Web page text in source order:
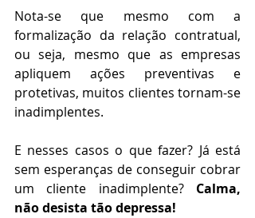
Nota-se que mesmo com a
formalização da relação contratual,
ou seja, mesmo que as empresas
apliquem ações preventivas e
protetivas, muitos clientes tornam-se
inadimplentes.
E nesses casos o que fazer? Já está
sem esperanças de conseguir cobrar
um cliente inadimplente?
Calma,
não desista tão depressa!